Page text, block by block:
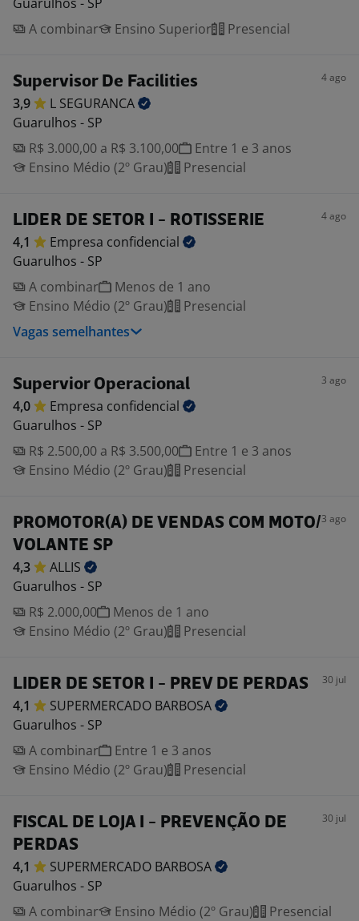
A combinar
Ensino Superior Presencial
Supervisor De Facilities 4 ago
3,9 L SEGURANCA
Guarulhos - SP
R$ 3.000,00 a R$ 3.100,00
Entre 1 e 3 anos
Ensino Médio (2º Grau)
Presencial
LIDER DE SETOR I - ROTISSERIE 4 ago
4,1 Empresa confidencial
Guarulhos - SP
A combinar
Menos de 1 ano
Ensino Médio (2º Grau)
Presencial
Vagas semelhantes
Supervior Operacional 3 ago
4,0 Empresa confidencial
Guarulhos - SP
R$ 2.500,00 a R$ 3.500,00
Entre 1 e 3 anos
Ensino Médio (2º Grau)
Presencial
PROMOTOR(A) DE VENDAS COM MOTO/
VOLANTE SP
3 ago
4,3
ALLIS
Guarulhos - SP
R$ 2.000,00
Menos de 1 ano
Ensino Médio (2º Grau)
Presencial
LIDER DE SETOR I - PREV DE PERDAS 30 jul
4,1 SUPERMERCADO BARBOSA
Guarulhos - SP
A combinar
Entre 1 e 3 anos
Ensino Médio (2º Grau)
Presencial
FISCAL DE LOJA I - PREVENÇÃO DE
PERDAS
30 jul
4,1 SUPERMERCADO BARBOSA
Guarulhos - SP
A combinar
Ensino Médio (2º Grau)
Presencial